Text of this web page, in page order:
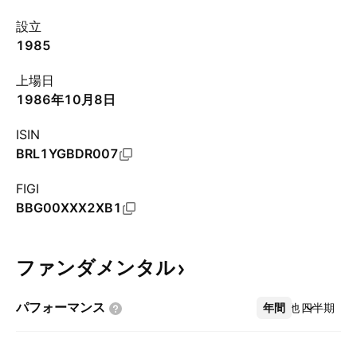
設立
1985
上場日
1986年10月8日
ISIN
BRL1YGBDR007
FIGI
BBG00XXX2XB1
ファンダメンタル
パフォーマンス 年間 四半期
その他